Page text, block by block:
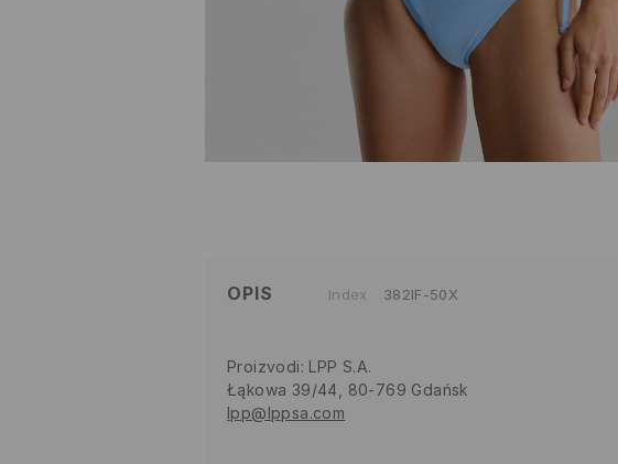
OPIS Index 382IF-50X
Proizvodi: LPP S.A.
Łąkowa 39/44, 80-769 Gdańsk
lpp@lppsa.com